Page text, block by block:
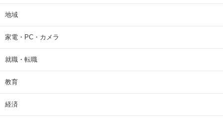
地域
家電・PC・カメラ
就職・転職
教育
経済